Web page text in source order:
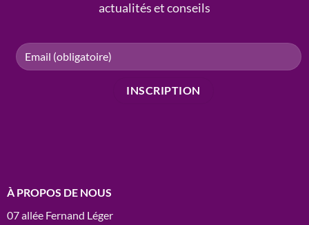
actualités et conseils
À PROPOS DE NOUS
07 allée Fernand Léger